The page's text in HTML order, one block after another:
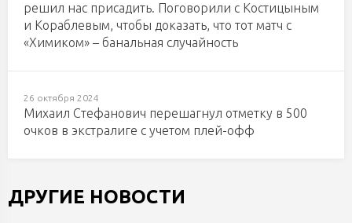
решил нас присадить. Поговорили с Костицыным
и Кораблевым, чтобы доказать, что тот матч с
«Химиком» – банальная случайность
26 октября 2024
Михаил Стефанович перешагнул отметку в 500
очков в экстралиге с учетом плей-офф
ДРУГИЕ НОВОСТИ